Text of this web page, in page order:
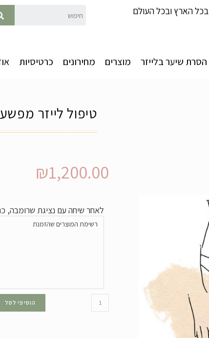
הארץ ובכל העולם
הסרת שיער בלייזר מוצרים מחירונים כרטיסיות
טיפול לייזר מפשעות קו
₪1,200.00
לאחר שיחה עם נציגת שרומבה,
הוסיפי לסל